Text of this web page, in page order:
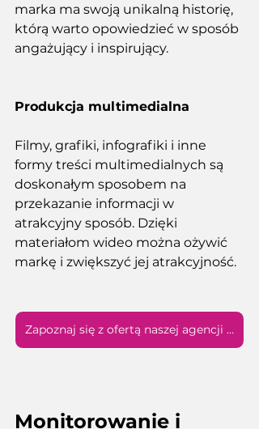
marka ma swoją unikalną historię,
którą warto opowiedzieć w sposób
angażujący i inspirujący.
Produkcja multimedialna
Filmy, grafiki, infografiki i inne
formy treści multimedialnych są
doskonałym sposobem na
przekazanie informacji w
atrakcyjny sposób. Dzięki
materiałom wideo można ożywić
markę i zwiększyć jej atrakcyjność.
Zapoznaj się z ofertą naszej agencji kreatywnej
Monitorowanie i